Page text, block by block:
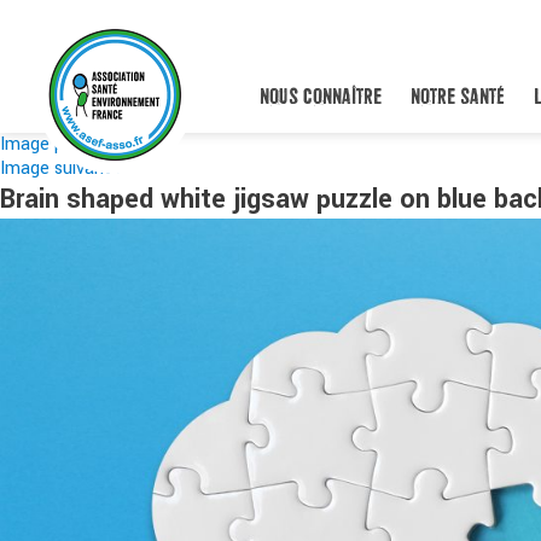
NOUS CONNAÎTRE NOTRE SANTÉ
Image précédente
Image suivante
Brain shaped white jigsaw puzzle on blue